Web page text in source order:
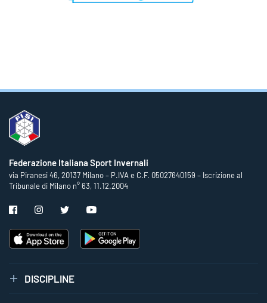
Federazione Italiana Sport Invernali
via Piranesi 46, 20137 Milano – P.IVA e C.F. 05027640159 – Iscrizione al
Tribunale di Milano n° 63, 11.12.2004
DISCIPLINE